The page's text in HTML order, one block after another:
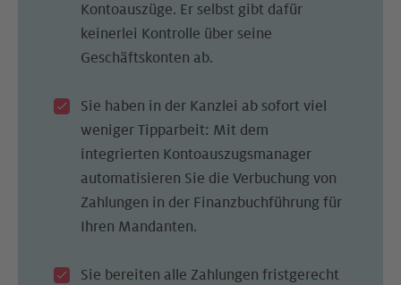
Kontoauszüge. Er selbst gibt dafür
keinerlei Kontrolle über seine
Geschäftskonten ab.
Sie haben in der Kanzlei ab sofort viel
weniger Tipparbeit: Mit dem
integrierten Kontoauszugsmanager
automatisieren Sie die Verbuchung von
Zahlungen in der Finanzbuchführung für
Ihren Mandanten.
Sie bereiten alle Zahlungen fristgerecht